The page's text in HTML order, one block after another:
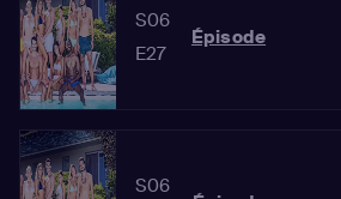
S06
E27
Épisode
S06